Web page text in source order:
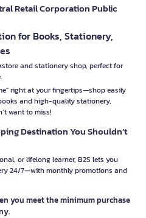
Retail Corporation Public
for Books, Stationery,
and stationery shop, perfect for
right at your fingertips—shop easily
and high-quality stationery,
want to miss!
Destination You Shouldn’t
or lifelong learner, B2S lets you
24/7—with monthly promotions and
you meet the minimum purchase